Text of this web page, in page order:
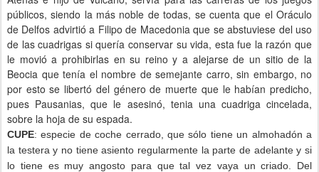
públicos, siendo la más noble de todas, se cuenta que el Oráculo
de Delfos advirtió a Filipo de Macedonia que se abstuviese del uso
de las cuadrigas si quería conservar su vida, esta fue la razón que
le movió a prohibirlas en su reino y a alejarse de un sitio de la
Beocia que tenía el nombre de semejante carro, sin embargo, no
por esto se libertó del género de muerte que le habían predicho,
pues Pausanias, que le asesinó, tenia una cuadriga cincelada,
sobre la hoja de su espada.
CUPE: especie de coche cerrado, que sólo tiene un almohadón a
la testera y no tiene asiento regularmente la parte de adelante y si
lo tiene es muy angosto para que tal vez vaya un criado. Del